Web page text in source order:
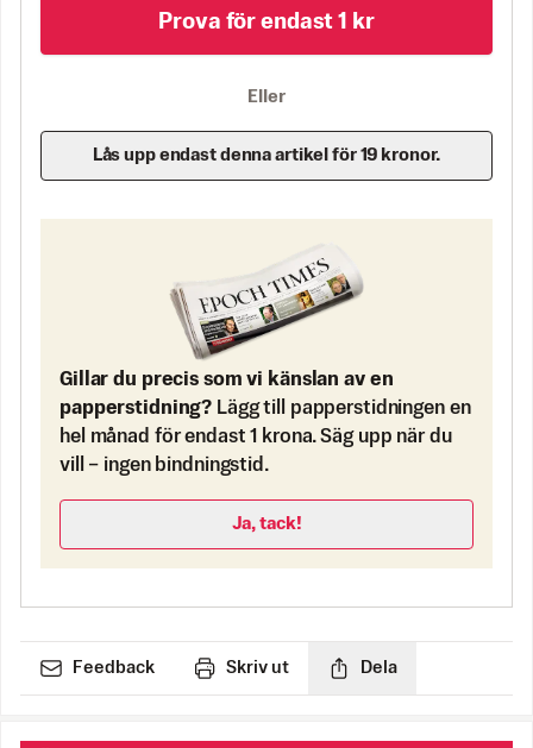
Prova för endast 1 kr
Eller
Lås upp endast denna artikel för 19 kronor.
Gillar du precis som vi känslan av en
papperstidning? Lägg till papperstidningen en
hel månad för endast 1 krona. Säg upp när du
vill – ingen bindningstid.
Ja, tack!
Feedback Skriv ut Dela